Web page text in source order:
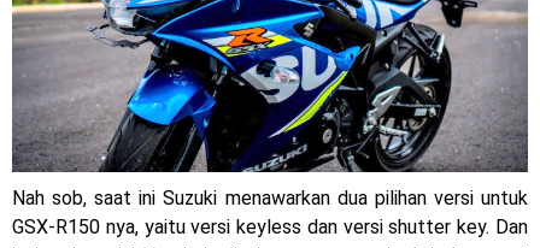
mewah !
Warna Baru X-Ride 125 Tampil Tangguh dan Fresh Siap
Jelajah Petualangan Tanpa Batas
Yamalube Power XP Matic resmi dirilis untuk skutik Blue
Core 125cc dengan mobilitas tinggi
Nah sob, saat ini Suzuki menawarkan dua pilihan versi untuk
GSX-R150 nya, yaitu versi keyless dan versi shutter key. Dan